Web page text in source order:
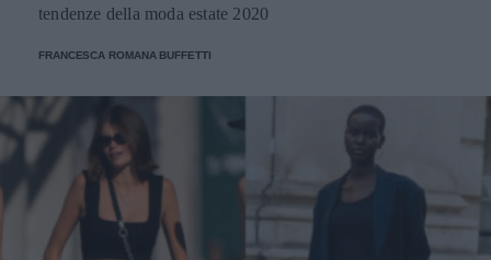
tendenze della moda estate 2020
FRANCESCA ROMANA BUFFETTI